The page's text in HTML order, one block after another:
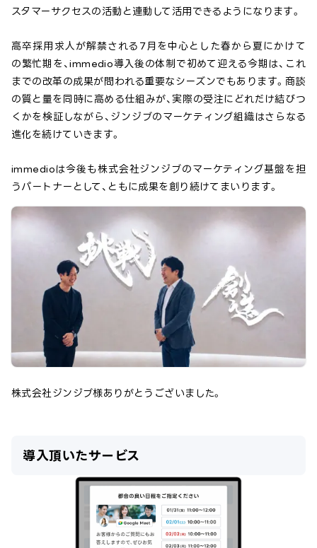
スタマーサクセスの活動と連動して活用できるようになります。
高卒採用求人が解禁される7月を中心とした春から夏にかけて
の繁忙期を、immedio導入後の体制で初めて迎える今期は、これ
までの改革の成果が問われる重要なシーズンでもあります。商談
の質と量を同時に高める仕組みが、実際の受注にどれだけ結びつ
くかを検証しながら、ジンジブのマーケティング組織はさらなる
進化を続けていきます。
immedioは今後も株式会社ジンジブのマーケティング基盤を担
うパートナーとして、ともに成果を創り続けてまいります。
株式会社ジンジブ様ありがとうございました。
導入頂いたサービス